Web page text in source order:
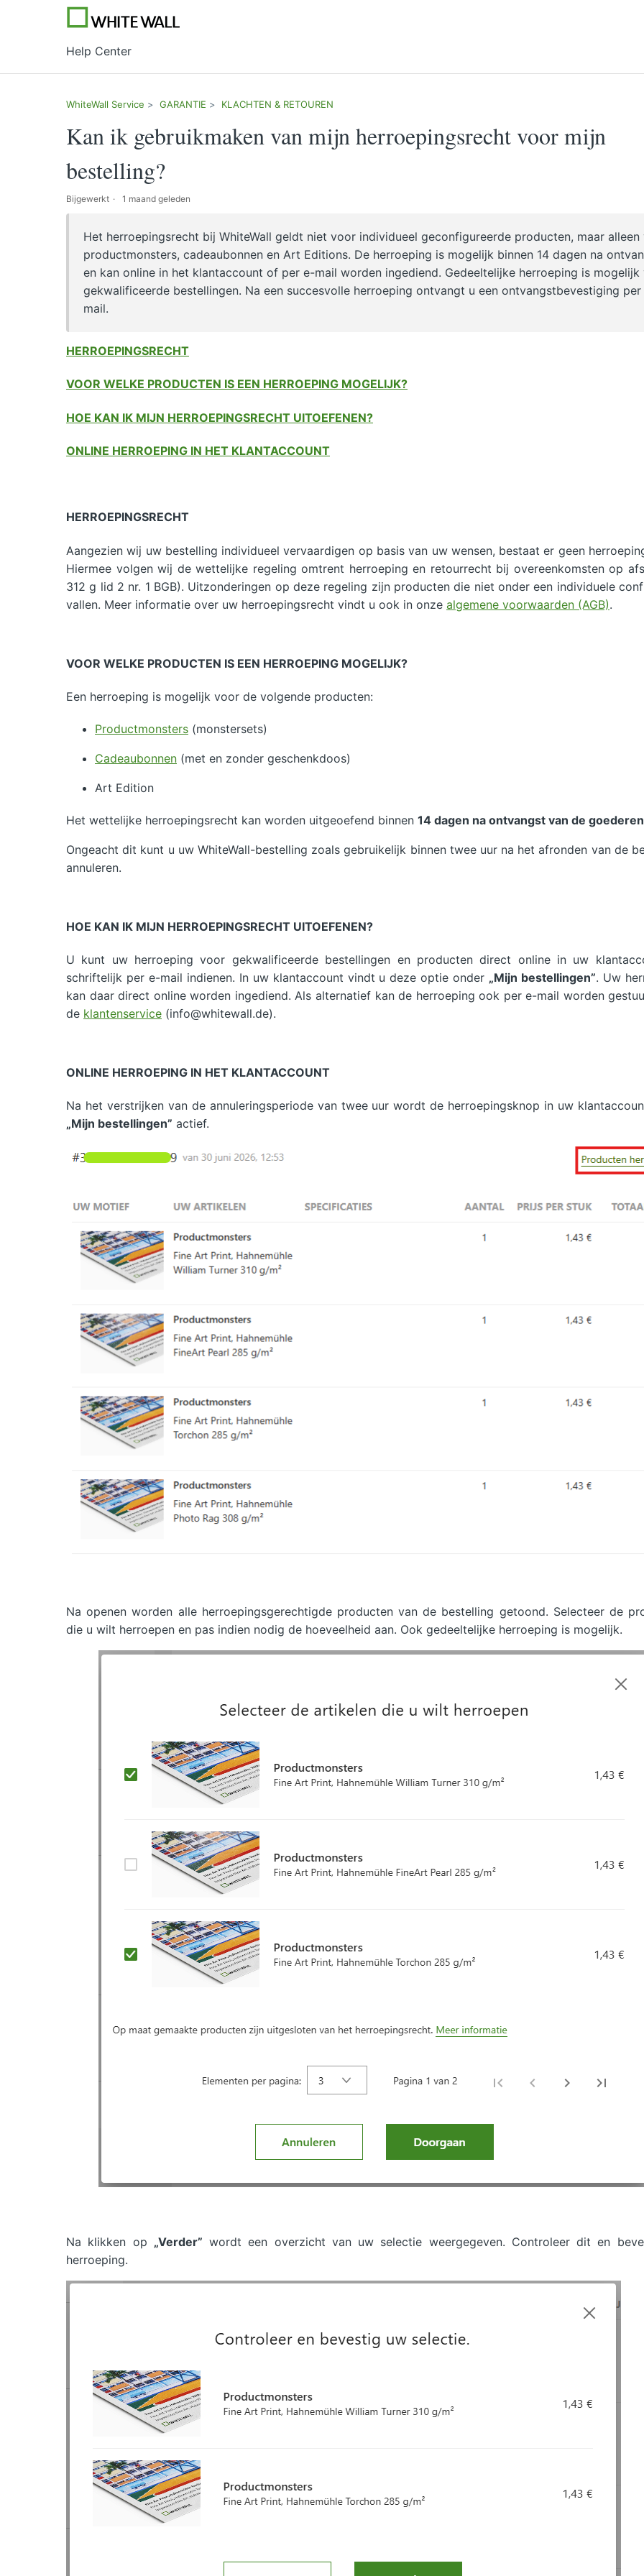
Help Center
WhiteWall Service GARANTIE KLACHTEN & RETOUREN
Kan ik gebruikmaken van mijn herroepingsrecht voor mijn
bestelling?
Bijgewerkt 1 maand geleden
Het herroepingsrecht bij WhiteWall geldt niet voor individueel geconfigureerde producten, maar alleen
productmonsters, cadeaubonnen en Art Editions. De herroeping is mogelijk binnen 14 dagen na
en kan online in het klantaccount of per e-mail worden ingediend. Gedeeltelijke herroeping is mogelijk
gekwalificeerde bestellingen. Na een succesvolle herroeping ontvangt u een ontvangstbevestiging
mail.
HERROEPINGSRECHT
VOOR WELKE PRODUCTEN IS EEN HERROEPING MOGELIJK?
HOE KAN IK MIJN HERROEPINGSRECHT UITOEFENEN?
ONLINE HERROEPING IN HET KLANTACCOUNT
HERROEPINGSRECHT
Aangezien wij uw bestelling individueel vervaardigen op basis van uw wensen, bestaat er geen
Hiermee volgen wij de wettelijke regeling omtrent herroeping en retourrecht bij overeenkomsten op
312 g lid 2 nr. 1 BGB). Uitzonderingen op deze regeling zijn producten die niet onder een individuele
vallen. Meer informatie over uw herroepingsrecht vindt u ook in onze algemene voorwaarden (AGB).
VOOR WELKE PRODUCTEN IS EEN HERROEPING MOGELIJK?
Een herroeping is mogelijk voor de volgende producten:
Productmonsters (monstersets)
Cadeaubonnen (met en zonder geschenkdoos)
Art Edition
Het wettelijke herroepingsrecht kan worden uitgeoefend binnen 14 dagen na ontvangst van de goederen
Ongeacht dit kunt u uw WhiteWall-bestelling zoals gebruikelijk binnen twee uur na het afronden van de
annuleren.
HOE KAN IK MIJN HERROEPINGSRECHT UITOEFENEN?
U kunt uw herroeping voor gekwalificeerde bestellingen en producten direct online in uw
schriftelijk per e-mail indienen. In uw klantaccount vindt u deze optie onder „Mijn bestellingen”. Uw
kan daar direct online worden ingediend. Als alternatief kan de herroeping ook per e-mail worden
de klantenservice (info@whitewall.de).
ONLINE HERROEPING IN HET KLANTACCOUNT
Na het verstrijken van de annuleringsperiode van twee uur wordt de herroepingsknop in uw
„Mijn bestellingen” actief.
Na openen worden alle herroepingsgerechtigde producten van de bestelling getoond. Selecteer de
die u wilt herroepen en pas indien nodig de hoeveelheid aan. Ook gedeeltelijke herroeping is mogelijk.
Na klikken op „Verder” wordt een overzicht van uw selectie weergegeven. Controleer dit en
herroeping.